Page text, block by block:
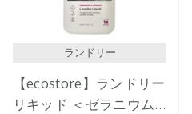
ランドリー
【ecostore】ランドリー
リキッド ＜ゼラニウム